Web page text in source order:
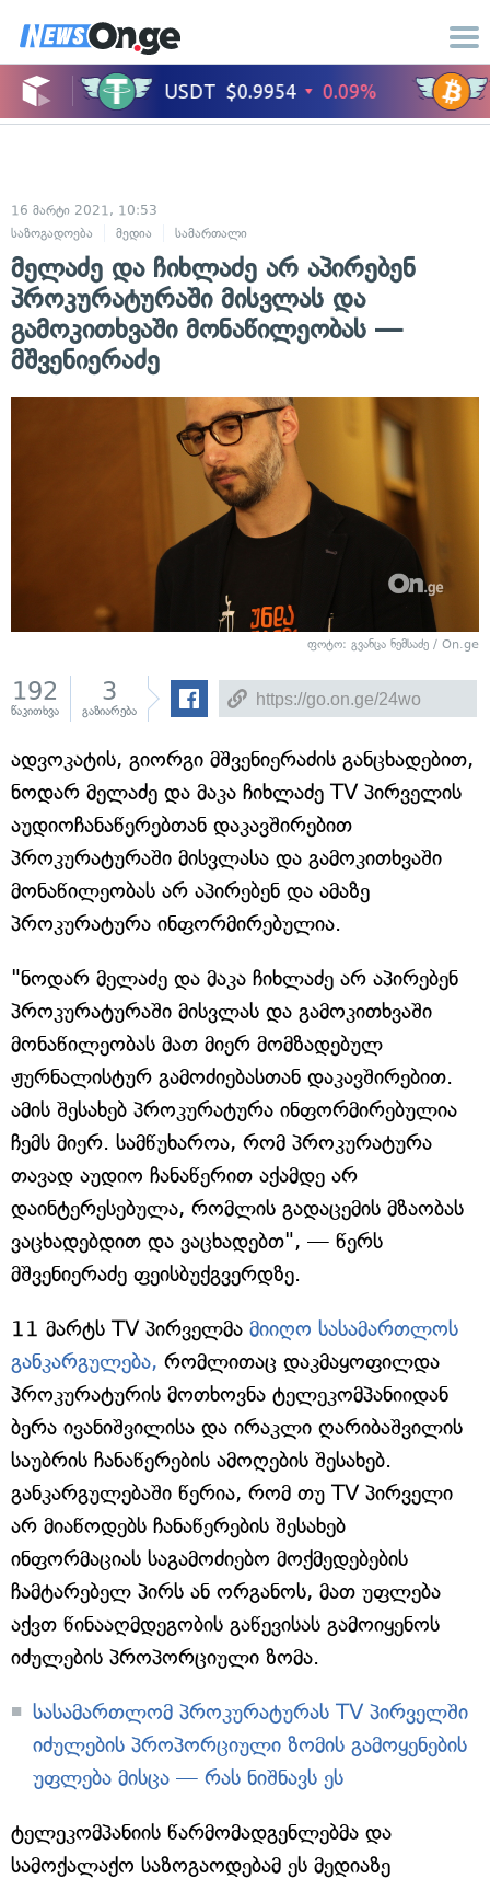
16 მარტი 2021, 10:53
საზოგადოება
მედია სამართალი
მელაძე და ჩიხლაძე არ აპირებენ
პროკურატურაში მისვლას და
გამოკითხვაში მონაწილეობას —
მშვენიერაძე
ფოტო: გვანცა ნემსაძე / On.ge
192
წაკითხვა
3
გაზიარება
ადვოკატის, გიორგი მშვენიერაძის განცხადებით,
ნოდარ მელაძე და მაკა ჩიხლაძე TV პირველის
აუდიოჩანაწერებთან დაკავშირებით
პროკურატურაში მისვლასა და გამოკითხვაში
მონაწილეობას არ აპირებენ და ამაზე
პროკურატურა ინფორმირებულია.
"ნოდარ მელაძე და მაკა ჩიხლაძე არ აპირებენ
პროკურატურაში მისვლას და გამოკითხვაში
მონაწილეობას მათ მიერ მომზადებულ
ჟურნალისტურ გამოძიებასთან დაკავშირებით.
ამის შესახებ პროკურატურა ინფორმირებულია
ჩემს მიერ. სამწუხაროა, რომ პროკურატურა
თავად აუდიო ჩანაწერით აქამდე არ
დაინტერესებულა, რომლის გადაცემის მზაობას
ვაცხადებდით და ვაცხადებთ", — წერს
მშვენიერაძე ფეისბუქგვერდზე.
11 მარტს TV პირველმა მიიღო სასამართლოს
განკარგულება, რომლითაც დაკმაყოფილდა
პროკურატურის მოთხოვნა ტელეკომპანიიდან
ბერა ივანიშვილისა და ირაკლი ღარიბაშვილის
საუბრის ჩანაწერების ამოღების შესახებ.
განკარგულებაში წერია, რომ თუ TV პირველი
არ მიაწოდებს ჩანაწერების შესახებ
ინფორმაციას საგამოძიებო მოქმედებების
ჩამტარებელ პირს ან ორგანოს, მათ უფლება
აქვთ წინააღმდეგობის გაწევისას გამოიყენოს
იძულების პროპორციული ზომა.
სასამართლომ პროკურატურას TV პირველში
იძულების პროპორციული ზომის გამოყენების
უფლება მისცა — რას ნიშნავს ეს
ტელეკომპანიის წარმომადგენლებმა და
სამოქალაქო საზოგაოდებამ ეს მედიაზე